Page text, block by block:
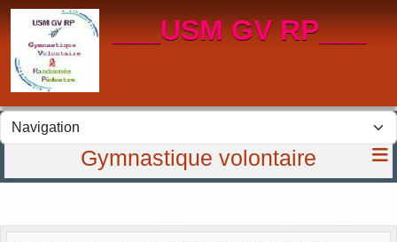
___USM GV RP___
Gymnastique volontaire
Panneau de gestion des cookies